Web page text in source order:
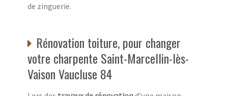
de zinguerie.
Rénovation toiture, pour changer
votre charpente Saint-Marcellin-lès-
Vaison Vaucluse 84